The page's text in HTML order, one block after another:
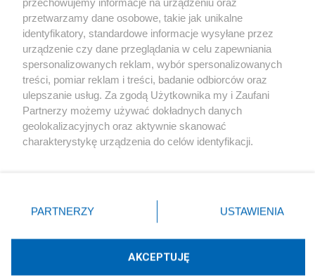
Kultura
X Facebook Instagram Youtube
Technologię dostarcza:W3media.pl
przetwarzamy dane osobowe, takie jak unikalne
identyfikatory, standardowe informacje wysyłane przez
urządzenie czy dane przeglądania w celu zapewniania
spersonalizowanych reklam, wybór spersonalizowanych
treści, pomiar reklam i treści, badanie odbiorców oraz
ulepszanie usług. Za zgodą Użytkownika my i Zaufani
Partnerzy możemy używać dokładnych danych
geolokalizacyjnych oraz aktywnie skanować
charakterystykę urządzenia do celów identyfikacji.
zmienić/wycofać klikając przycisk ustawień prywatności
znajdujący się w lewym dolnym rogu strony
rodzaje przetwarzania danych nie wymagają zgody
użytkownika, ale masz prawo sprzeciwić się takiemu
przetwarzaniu. Preferencje będą miały zastosowania tylko
PARTNERZY USTAWIENIA
AKCEPTUJĘ